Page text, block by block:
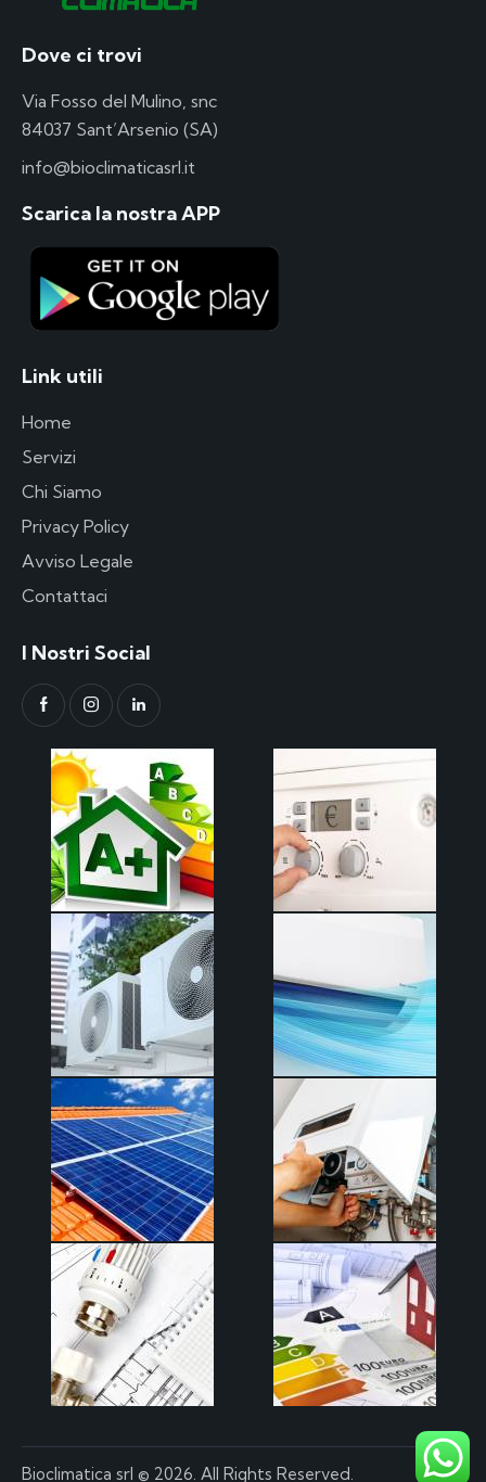
Dove ci trovi
Via Fosso del Mulino, snc
84037 Sant’Arsenio (SA)
info@bioclimaticasrl.it
Scarica la nostra APP
Link utili
Home
Servizi
Chi Siamo
Privacy Policy
Avviso Legale
Contattaci
I Nostri Social
Bioclimatica srl © 2026. All Rights Reserved.